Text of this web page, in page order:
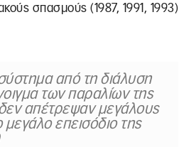
σπασμούς (1987, 1991, 1993)
από τη διάλυση
των παραλίων της
απέτρεψαν μεγάλους
μεγάλο επεισόδιο της